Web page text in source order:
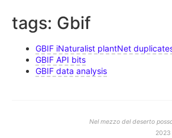
tags: Gbif
GBIF iNaturalist plantNet
GBIF API bits
GBIF data analysis
Nel mezzo del deserto
2023